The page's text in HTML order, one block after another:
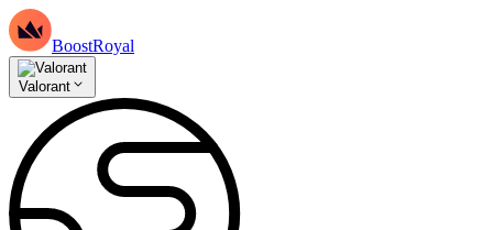
BoostRoyal
Valorant